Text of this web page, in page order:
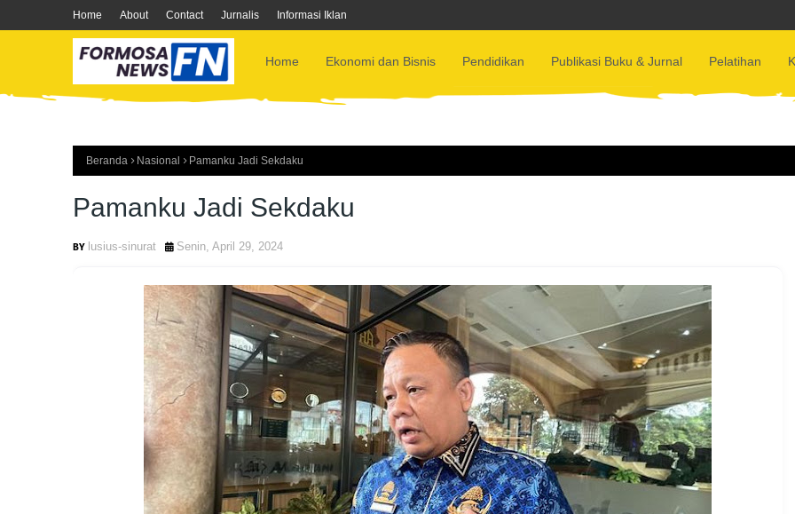
Home About Contact Jurnalis Informasi Iklan
Home Ekonomi dan Bisnis Pendidikan Publikasi Buku & Jurnal Pelatihan
Beranda Nasional Pamanku Jadi Sekdaku
Pamanku Jadi Sekdaku
lusius-sinurat Senin, April 29, 2024